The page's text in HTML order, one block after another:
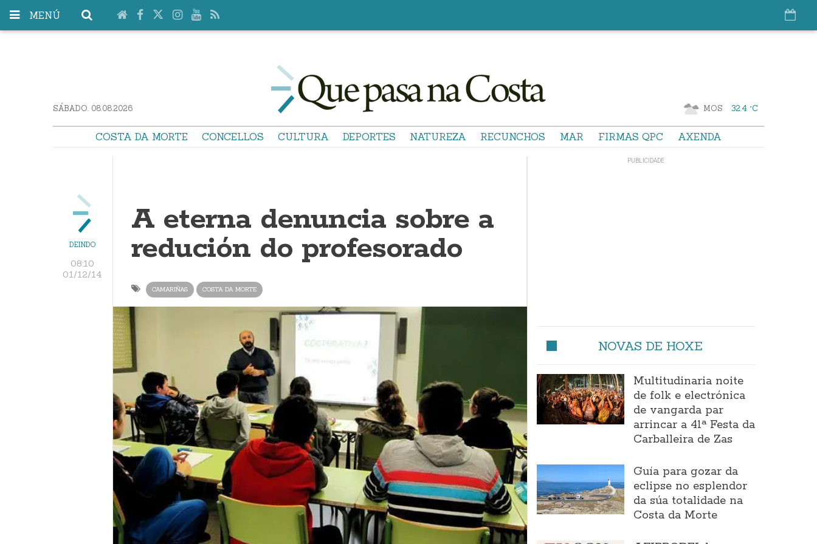
MENÚ
SÁBADO. 08.08.2026 MOS 32.4 °C
COSTA DA MORTE CONCELLOS CULTURA DEPORTES NATUREZA RECUNCHOS MAR FIRMAS QPC AXENDA
DEINDO
08:10
01/12/14
A eterna denuncia sobre a
redución do profesorado
CAMARIÑAS COSTA DA MORTE
NOVAS DE HOXE
Multitudinaria noite
de folk e electrónica
de vangarda par
arrincar a 41ª Festa da
Carballeira de Zas
Guía para gozar da
eclipse no esplendor
da súa totalidade na
Costa da Morte